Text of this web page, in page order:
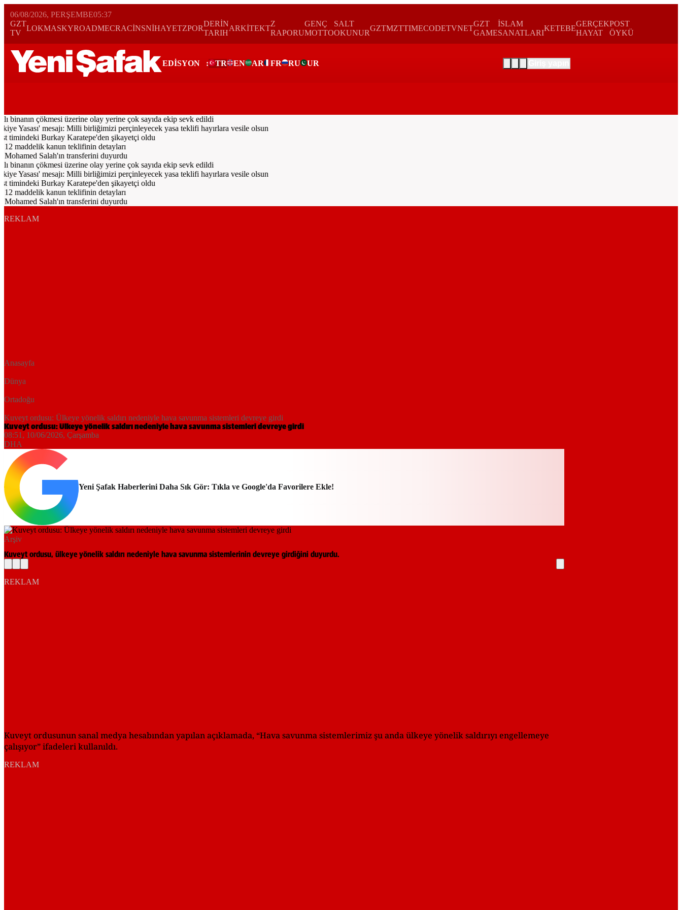
06/08/2026, PERŞEMBE05:37
GZT
TV
LOKMASKYROADMECRACİNSNİHAYETZPOR
DERİN
TARIH
ARKİTEKT
Z
RAPORU
GENÇ
MOTTO
SALT
OKUNUR
GZTMZTTIMECODETVNET
GZT
GAME
İSLAM
SANATLARI
KETEBE
GERÇEK
HAYAT
POST
ÖYKÜ
EDİSYON : TR EN AR FR RU UR
binanın çökmesi üzerine olay yerine çok sayıda ekip sevk edildi
Yasası' mesajı: Milli birliğimizi perçinleyecek yasa teklifi hayırlara vesile olsun
timindeki Burkay Karatepe'den şikayetçi oldu
maddelik kanun teklifinin detayları
Salah'ın transferini duyurdu
binanın çökmesi üzerine olay yerine çok sayıda ekip sevk edildi
Yasası' mesajı: Milli birliğimizi perçinleyecek yasa teklifi hayırlara vesile olsun
timindeki Burkay Karatepe'den şikayetçi oldu
maddelik kanun teklifinin detayları
Salah'ın transferini duyurdu
REKLAM
Anasayfa
Dünya
Ortadoğu
Kuveyt ordusu: Ülkeye yönelik saldırı nedeniyle hava savunma sistemleri devreye girdi
Kuveyt ordusu: Ülkeye yönelik saldırı nedeniyle hava savunma sistemleri devreye girdi
08:51, 10/06/2026, Çarşamba
DHA
Yeni Şafak Haberlerini Daha Sık Gör: Tıkla ve Google'da Favorilere Ekle!
Arşiv
Kuveyt ordusu, ülkeye yönelik saldırı nedeniyle hava savunma sistemlerinin devreye girdiğini duyurdu.
REKLAM
Kuveyt ordusunun sanal medya hesabından yapılan açıklamada, “Hava savunma sistemlerimiz şu anda ülkeye yönelik saldırıyı engellemeye
çalışıyor” ifadeleri kullanıldı.
REKLAM